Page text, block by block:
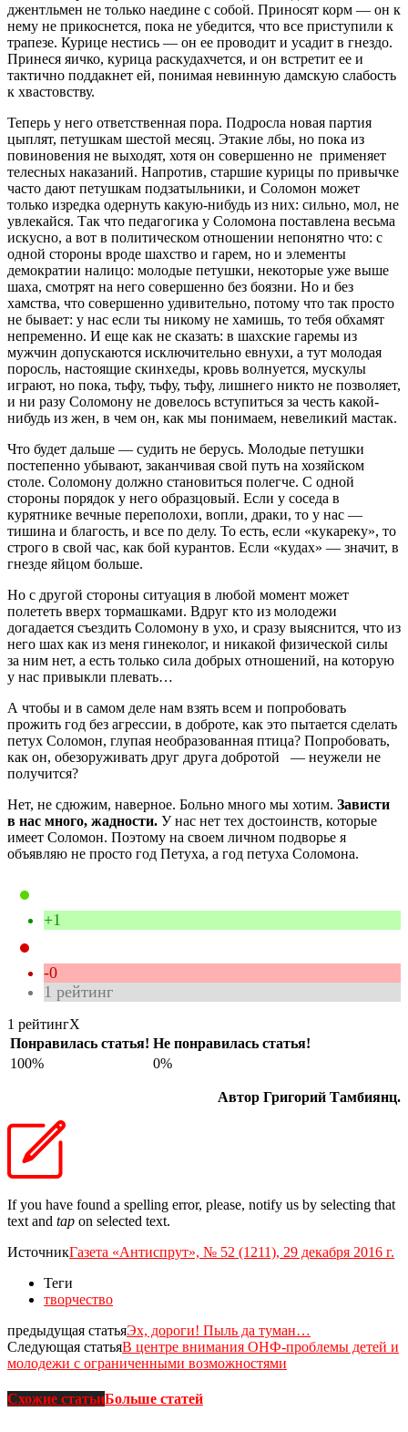
джентльмен не только наедине с собой. Приносят корм — он к
нему не прикоснется, пока не убедится, что все приступили к
трапезе. Курице нестись — он ее проводит и усадит в гнездо.
Принеся яичко, курица раскудахчется, и он встретит ее и
тактично поддакнет ей, понимая невинную дамскую слабость
к хвастовству.
Теперь у него ответственная пора. Подросла новая партия
цыплят, петушкам шестой месяц. Этакие лбы, но пока из
повиновения не выходят, хотя он совершенно не применяет
телесных наказаний. Напротив, старшие курицы по привычке
часто дают петушкам подзатыльники, и Соломон может
только изредка одернуть какую-нибудь из них: сильно, мол, не
увлекайся. Так что педагогика у Соломона поставлена весьма
искусно, а вот в политическом отношении непонятно что: с
одной стороны вроде шахство и гарем, но и элементы
демократии налицо: молодые петушки, некоторые уже выше
шаха, смотрят на него совершенно без боязни. Но и без
хамства, что совершенно удивительно, потому что так просто
не бывает: у нас если ты никому не хамишь, то тебя обхамят
непременно. И еще как не сказать: в шахские гаремы из
мужчин допускаются исключительно евнухи, а тут молодая
поросль, настоящие скинхеды, кровь волнуется, мускулы
играют, но пока, тьфу, тьфу, тьфу, лишнего никто не позволяет,
и ни разу Соломону не довелось вступиться за честь какой-
нибудь из жен, в чем он, как мы понимаем, невеликий мастак.
Что будет дальше — судить не берусь. Молодые петушки
постепенно убывают, заканчивая свой путь на хозяйском
столе. Соломону должно становиться полегче. С одной
стороны порядок у него образцовый. Если у соседа в
курятнике вечные переполохи, вопли, драки, то у нас —
тишина и благость, и все по делу. То есть, если «кукареку», то
строго в свой час, как бой курантов. Если «кудах» — значит, в
гнезде яйцом больше.
Но с другой стороны ситуация в любой момент может
полететь вверх тормашками. Вдруг кто из молодежи
догадается съездить Соломону в ухо, и сразу выяснится, что из
него шах как из меня гинеколог, и никакой физической силы
за ним нет, а есть только сила добрых отношений, на которую
у нас привыкли плевать…
А чтобы и в самом деле нам взять всем и попробовать
прожить год без агрессии, в доброте, как это пытается сделать
петух Соломон, глупая необразованная птица? Попробовать,
как он, обезоруживать друг друга добротой — неужели не
получится?
Нет, не сдюжим, наверное. Больно много мы хотим. Зависти
в нас много, жадности. У нас нет тех достоинств, которые
имеет Соломон. Поэтому на своем личном подворье я
объявляю не просто год Петуха, а год петуха Соломона.
+1
-0
1 рейтинг
1 рейтингX
Понравилась статья! Не понравилась статья!
100%
0%
Автор Григорий Тамбиянц.
If you have found a spelling error, please, notify us by selecting that
text and tap on selected text.
ИсточникГазета «Антиспрут», № 52 (1211), 29 декабря 2016 г.
Теги
творчество
предыдущая статьяЭх, дороги! Пыль да туман…
Следующая статьяВ центре внимания ОНФ-проблемы детей и
молодежи с ограниченными возможностями
Схожие статьиБольше статей